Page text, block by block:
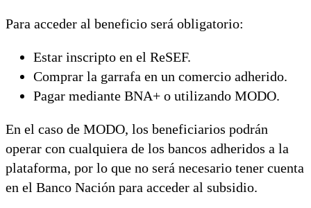
Para acceder al beneficio será obligatorio:
Estar inscripto en el ReSEF.
Comprar la garrafa en un comercio adherido.
Pagar mediante BNA+ o utilizando MODO.
En el caso de MODO, los beneficiarios podrán
operar con cualquiera de los bancos adheridos a la
plataforma, por lo que no será necesario tener cuenta
en el Banco Nación para acceder al subsidio.